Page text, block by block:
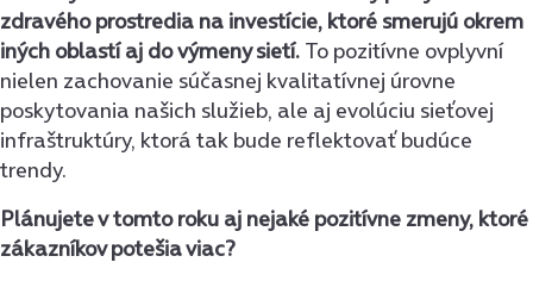
zdravého prostredia na investície, ktoré smerujú okrem
iných oblastí aj do výmeny sietí. To pozitívne ovplyvní
nielen zachovanie súčasnej kvalitatívnej úrovne
poskytovania našich služieb, ale aj evolúciu sieťovej
infraštruktúry, ktorá tak bude reflektovať budúce
trendy.
Plánujete v tomto roku aj nejaké pozitívne zmeny, ktoré
zákazníkov potešia viac?